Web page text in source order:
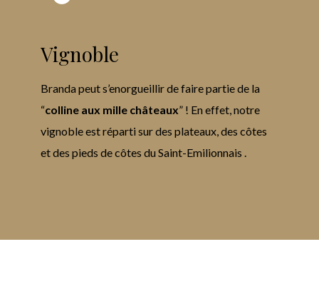
Vignoble
Branda peut s’enorgueillir de faire partie de la
“colline aux mille châteaux” ! En effet, notre
vignoble est réparti sur des plateaux, des côtes
et des pieds de côtes du Saint-Emilionnais .